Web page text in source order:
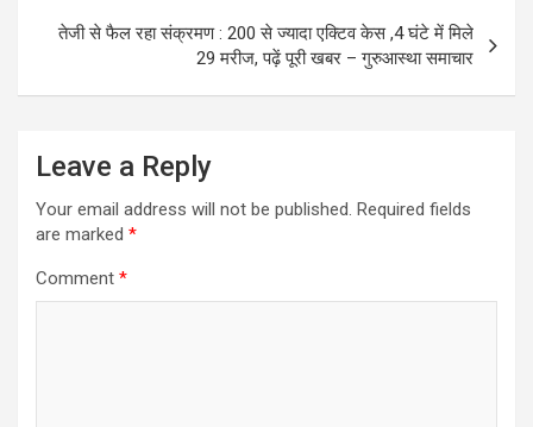
तेजी से फैल रहा संक्रमण : 200 से ज्यादा एक्टिव केस ,4 घंटे में मिले
29 मरीज, पढ़ें पूरी खबर – गुरुआस्था समाचार
Leave a Reply
Your email address will not be published. Required fields
are marked *
Comment *